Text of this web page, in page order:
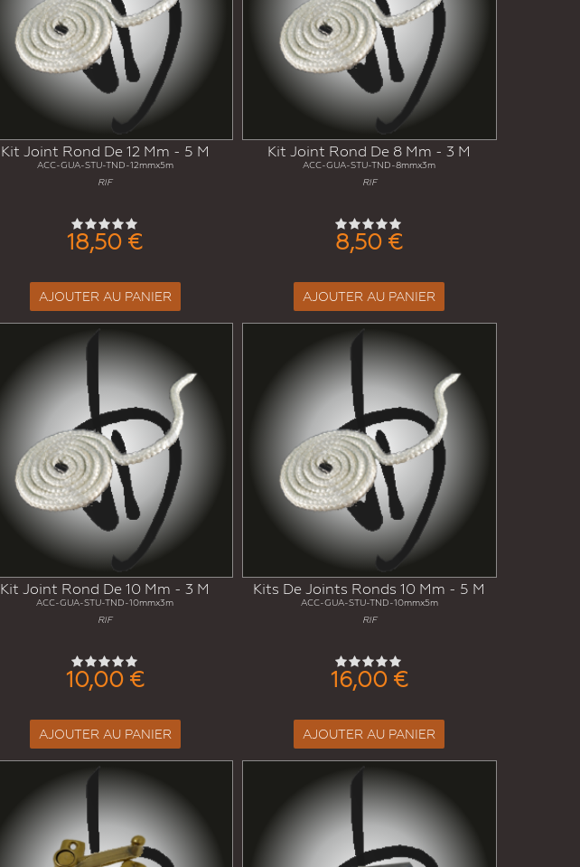
Kit Joint Rond De 12 Mm - 5 M
ACC-GUA-STU-TND-12mmx5m
RIF
18,50 €
AJOUTER AU PANIER
Kit Joint Rond De 8 Mm - 3 M
ACC-GUA-STU-TND-8mmx3m
RIF
8,50 €
AJOUTER AU PANIER
Kit Joint Rond De 10 Mm - 3 M
ACC-GUA-STU-TND-10mmx3m
RIF
10,00 €
AJOUTER AU PANIER
Kits De Joints Ronds 10 Mm - 5 M
ACC-GUA-STU-TND-10mmx5m
RIF
16,00 €
AJOUTER AU PANIER